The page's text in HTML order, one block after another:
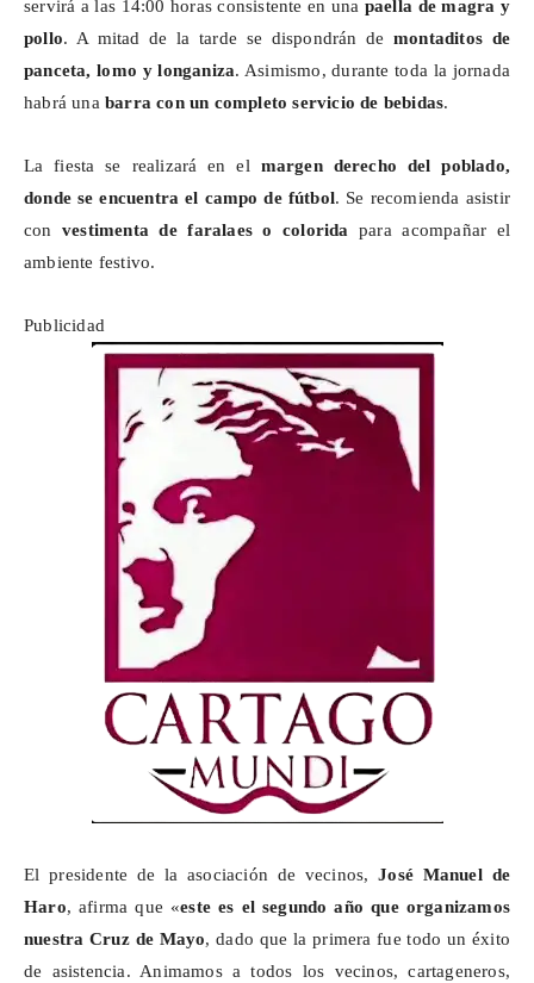
servirá a las 14:00 horas consistente en una paella de magra y
pollo. A mitad de la tarde se dispondrán demontaditos de
panceta, lomo y longaniza. Asimismo, durante toda la jornada
habrá una barra con un completo servicio de bebidas.
La fiesta se realizará en el margen derecho del poblado,
donde se encuentra el campo de fútbol. Se recomienda asistir
convestimenta de faralaes o colorida
para acompañar el
ambiente festivo.
Publicidad
El presidente de la asociación de vecinos,José Manuel de
Haro, afirma que «este es el segundo año que organizamos
nuestra Cruz de Mayo, dado que la primera fue todo un éxito
de asistencia. Animamos a todos los vecinos, cartageneros,